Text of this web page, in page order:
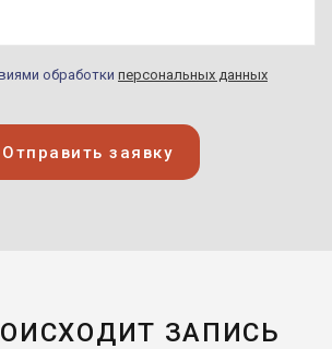
обработки персональных данных
Отправить заявку
ЗАПИСЬ